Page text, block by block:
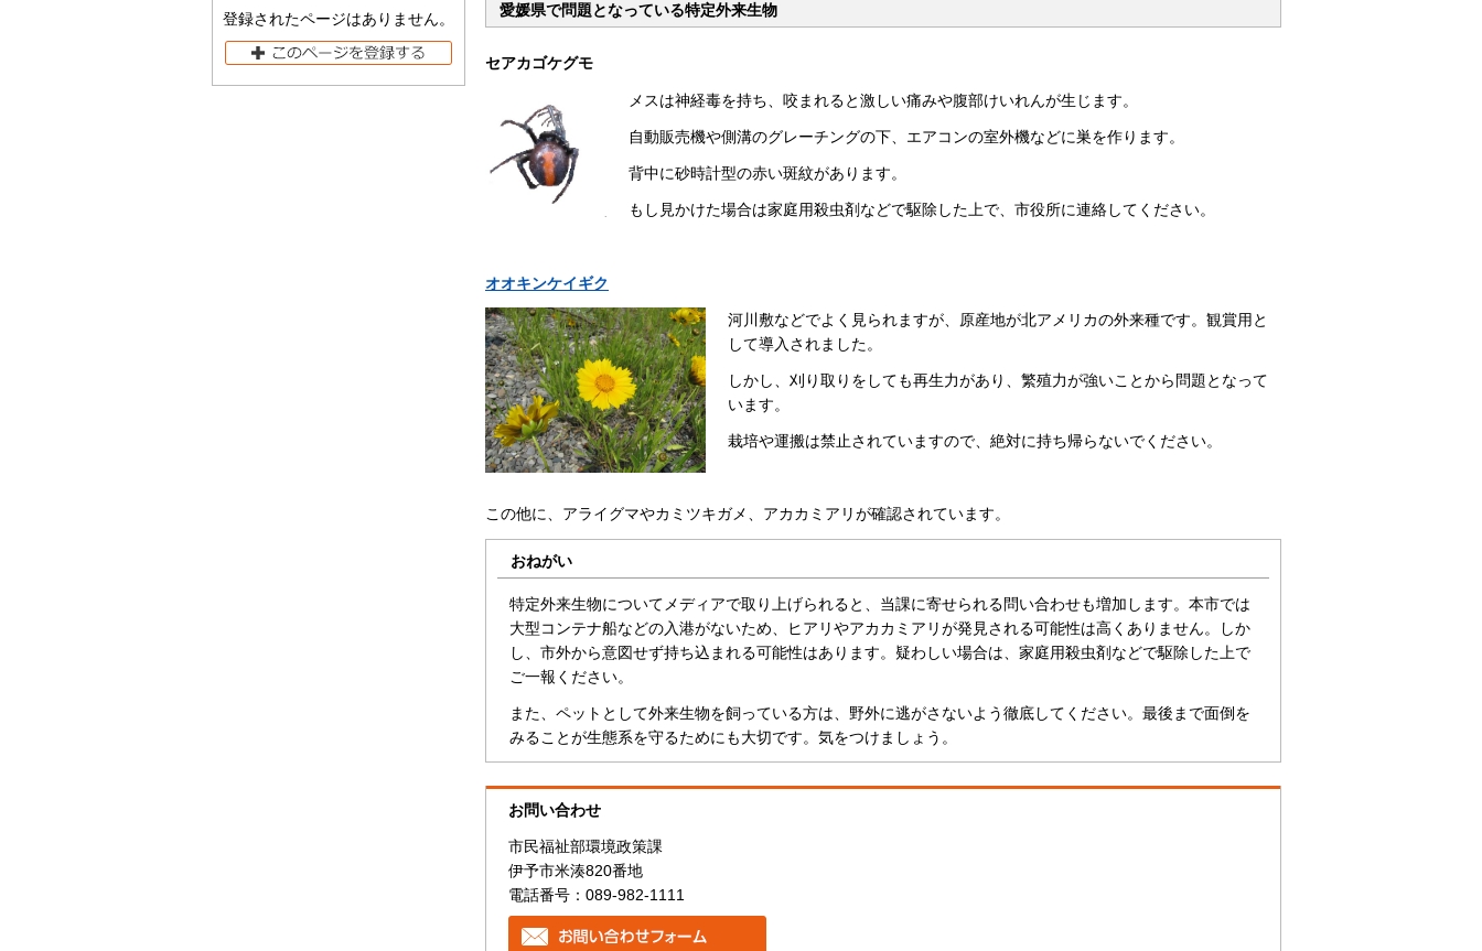
登録されたページはありません。
愛媛県で問題となっている特定外来生物
セアカゴケグモ
メスは神経毒を持ち、咬まれると激しい痛みや腹部けいれんが生じます。
自動販売機や側溝のグレーチングの下、エアコンの室外機などに巣を作ります。
背中に砂時計型の赤い斑紋があります。
もし見かけた場合は家庭用殺虫剤などで駆除した上で、市役所に連絡してください。
オオキンケイギク
河川敷などでよく見られますが、原産地が北アメリカの外来種です。観賞用と
して導入されました。
しかし、刈り取りをしても再生力があり、繁殖力が強いことから問題となって
います。
栽培や運搬は禁止されていますので、絶対に持ち帰らないでください。
この他に、アライグマやカミツキガメ、アカカミアリが確認されています。
おねがい
特定外来生物についてメディアで取り上げられると、当課に寄せられる問い合わせも増加します。本市では
大型コンテナ船などの入港がないため、ヒアリやアカカミアリが発見される可能性は高くありません。しか
し、市外から意図せず持ち込まれる可能性はあります。疑わしい場合は、家庭用殺虫剤などで駆除した上で
ご一報ください。
また、ペットとして外来生物を飼っている方は、野外に逃がさないよう徹底してください。最後まで面倒を
みることが生態系を守るためにも大切です。気をつけましょう。
お問い合わせ
市民福祉部環境政策課
伊予市米湊820番地
電話番号：089-982-1111